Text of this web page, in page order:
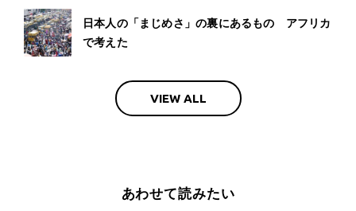
日本人の「まじめさ」の裏にあるもの アフリカ
で考えた
VIEW ALL
あわせて読みたい